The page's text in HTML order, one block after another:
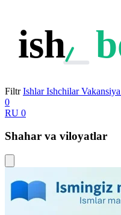
ish
Filtr Ishlar Ishchilar
0
RU 0
Shahar va viloyatlar